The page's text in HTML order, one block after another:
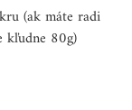
(ak máte radi
kľudne 80g)